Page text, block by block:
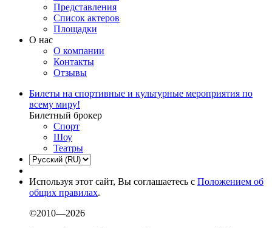
Представления
Список актеров
Площадки
О нас
О компании
Контакты
Отзывы
Билеты на спортивные и культурные мероприятия по
всему миру!
Билетный брокер
Спорт
Шоу
Театры
Используя этот сайт, Вы соглашаетесь с Положением об
общих правилах.
©2010—2026